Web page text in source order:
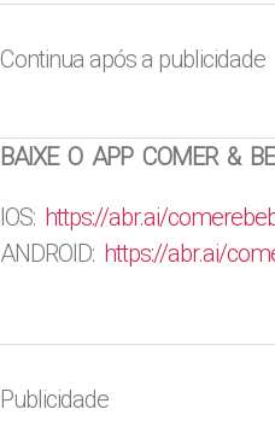
Continua após a publicidade
BAIXE O APP COMER &
IOS: https://abr.ai/
ANDROID: https://abr.ai/
Publicidade